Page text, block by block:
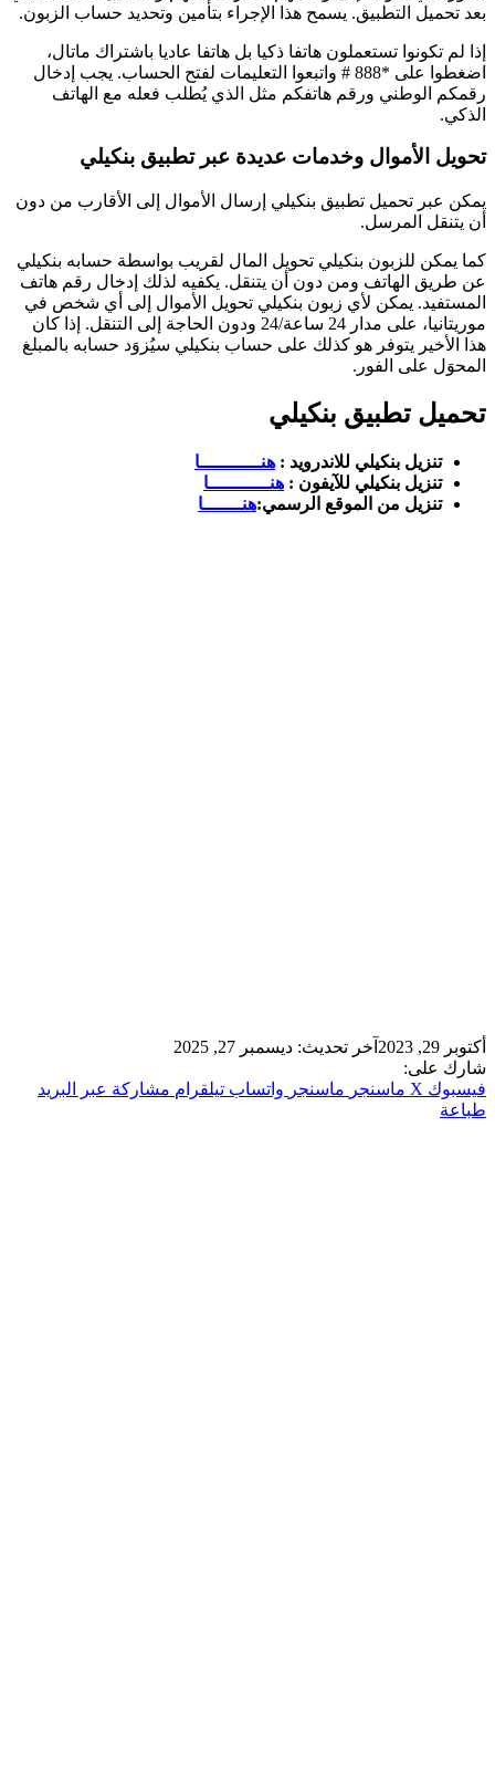
التطبيق. يسمح هذا الإجراء بتأمين وتحديد حساب الزبون.
تستعملون هاتفا ذكيا بل هاتفا عاديا باشتراك ماتال،
اضغطوا على *888 # واتبعوا التعليمات لفتح الحساب. يجب إدخال
ورقم هاتفكم مثل الذي يُطلب فعله مع الهاتف
الأموال وخدمات عديدة عبر تطبيق بنكيلي
تحميل تطبيق بنكيلي إرسال الأموال إلى الأقارب من دون
المرسل.
للزبون بنكيلي تحويل المال لقريب بواسطة حسابه بنكيلي
الهاتف ومن دون أن يتنقل. يكفيه لذلك إدخال رقم هاتف
يمكن لأي زبون بنكيلي تحويل الأموال إلى أي شخص في
موريتانيا، على مدار 24 ساعة/24 ودون الحاجة إلى التنقل. إذا كان
يتوفر هو كذلك على حساب بنكيلي سيُزوَد حسابه بالمبلغ
على الفور.
تطبيق بنكيلي
بنكيلي للاندرويد :هنـــــــــــا
بنكيلي للآيفون :هنـــــــــــا
من الموقع الرسمي:هنـــــــا
آخر تحديث: ديسمبر 27, 2025
‫X ماسنجر ماسنجر واتساب تيلقرام مشاركة عبر البريد